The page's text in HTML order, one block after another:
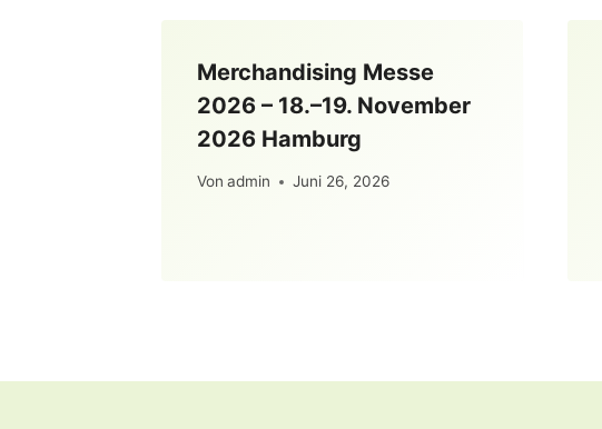
Merchandising Messe
2026 – 18.–19. November
2026 Hamburg
Von admin Juni 26, 2026